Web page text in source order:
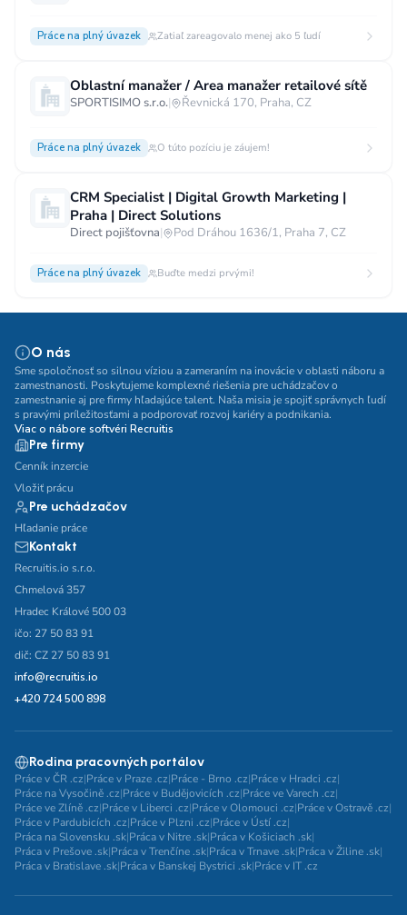
Práce na plný úvazek Zatiaľ zareagovalo menej ako 5 ľudí
Oblastní manažer / Area manažer retailové sítě
SPORTISIMO s.r.o.| Řevnická 170, Praha, CZ
Práce na plný úvazek O túto pozíciu je záujem!
CRM Specialist | Digital Growth Marketing |
Praha | Direct Solutions
Direct pojišťovna| Pod Dráhou 1636/1, Praha 7, CZ
Práce na plný úvazek Buďte medzi prvými!
O nás
Sme spoločnosť so silnou víziou a zameraním na inovácie v oblasti náboru a
zamestnanosti. Poskytujeme komplexné riešenia pre uchádzačov o
zamestnanie aj pre firmy hľadajúce talent. Naša misia je spojiť správnych ľudí
s pravými príležitosťami a podporovať rozvoj kariéry a podnikania.
Viac o nábore softvéri Recruitis
Pre firmy
Cenník inzercie
Vložiť prácu
Pre uchádzačov
Hľadanie práce
Kontakt
Recruitis.io s.r.o.
Chmelová 357
Hradec Králové 500 03
ičo: 27 50 83 91
dič: CZ 27 50 83 91
info@recruitis.io
+420 724 500 898
Rodina pracovných portálov
Práce v ČR .cz|Práce v Praze .cz|Práce - Brno .cz|Práce v Hradci .cz|
Práce na Vysočině .cz|Práce v Budějovicích .cz|Práce ve Varech .cz|
Práce ve Zlíně .cz|Práce v Liberci .cz|Práce v Olomouci .cz|Práce v Ostravě .cz|
Práce v Pardubicích .cz|Práce v Plzni .cz|Práce v Ústí .cz|
Práca na Slovensku .sk|Práca v Nitre .sk|Práca v Košiciach .sk|
Práca v Prešove .sk|Práca v Trenčíne .sk|Práca v Trnave .sk|Práca v Žiline .sk|
Práca v Bratislave .sk|Práca v Banskej Bystrici .sk|Práce v IT .cz